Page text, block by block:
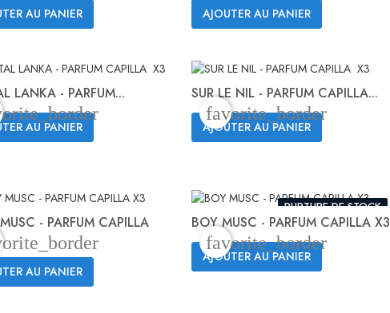
 Aperçu rapide
AU PANIER  Aperçu rapide
AJOUTER AU PANIER
 Aperçu rapide
LANKA - PARFUM...
AU PANIER
 Aperçu rapide
SUR LE NIL - PARFUM CAPILLA...
AJOUTER AU PANIER
favorite_border
 Aperçu rapide
- PARFUM CAPILLA
AU PANIER
RUPTURE DE STOCK
 Aperçu rapide
BOY MUSC - PARFUM CAPILLA X3
AJOUTER AU PANIER
favorite_border